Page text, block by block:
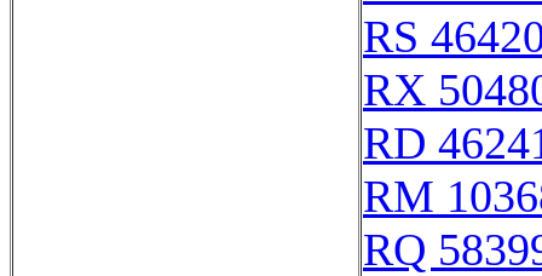
RS
RX
RD
RM
RQ